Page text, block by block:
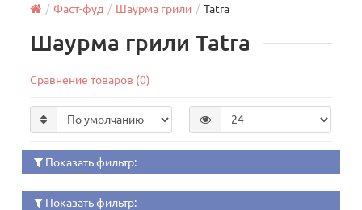
Фаст-фуд Шаурма грили Tatra
Шаурма грили Tatra
Сравнение товаров (0)
Показать фильтр:
Показать фильтр: